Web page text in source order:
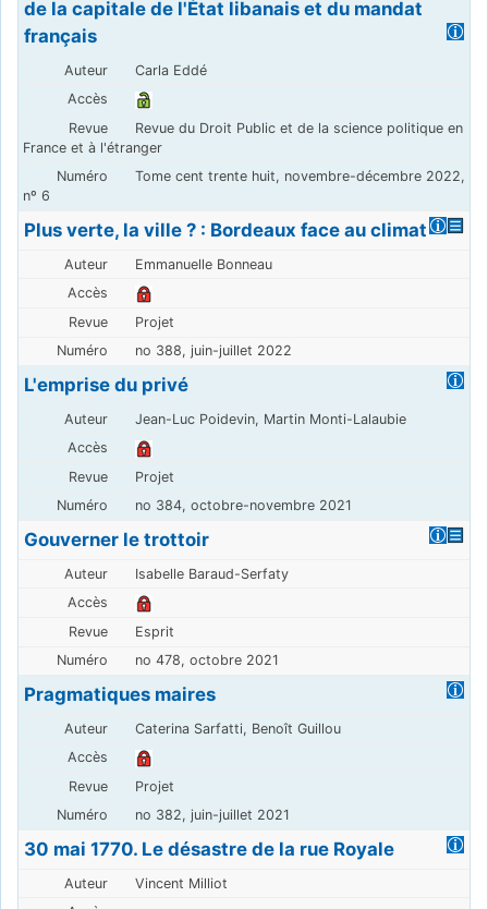
de la capitale de l'État libanais et du mandat
français
Carla Eddé
Revue du Droit Public et de la science politique en
France et à l'étranger
Tome cent trente huit, novembre-décembre 2022,
nº 6
Plus verte, la ville ? : Bordeaux face au climat
Emmanuelle Bonneau
Projet
no 388, juin-juillet 2022
L'emprise du privé
Jean-Luc Poidevin, Martin Monti-Lalaubie
Projet
no 384, octobre-novembre 2021
Gouverner le trottoir
Isabelle Baraud-Serfaty
Esprit
no 478, octobre 2021
Pragmatiques maires
Caterina Sarfatti, Benoît Guillou
Projet
no 382, juin-juillet 2021
30 mai 1770. Le désastre de la rue Royale
Vincent Milliot